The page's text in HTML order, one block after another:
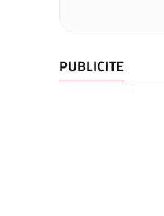
PUBLICITE